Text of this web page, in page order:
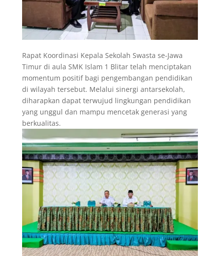
Rapat Koordinasi Kepala Sekolah Swasta se-Jawa
Timur di aula SMK Islam 1 Blitar telah menciptakan
momentum positif bagi pengembangan pendidikan
di wilayah tersebut. Melalui sinergi antarsekolah,
diharapkan dapat terwujud lingkungan pendidikan
yang unggul dan mampu mencetak generasi yang
berkualitas.